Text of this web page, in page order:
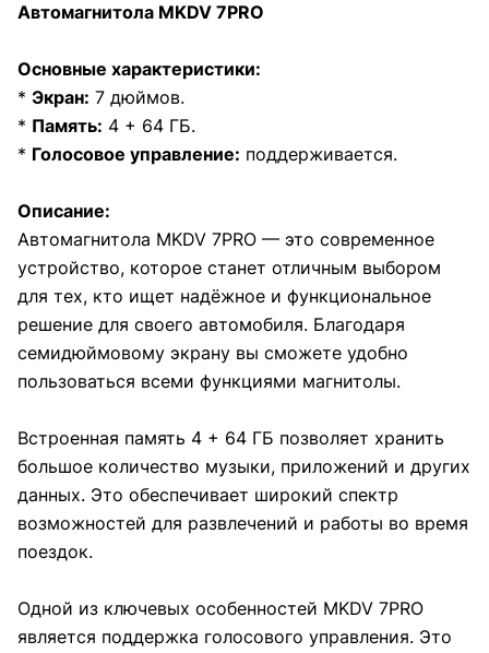
Автомагнитола MKDV 7PRO
Основные характеристики:
* Экран: 7 дюймов.
* Память: 4 + 64 ГБ.
* Голосовое управление: поддерживается.
Описание:
Автомагнитола MKDV 7PRO — это современное
устройство, которое станет отличным выбором
для тех, кто ищет надёжное и функциональное
решение для своего автомобиля. Благодаря
семидюймовому экрану вы сможете удобно
пользоваться всеми функциями магнитолы.
Встроенная память 4 + 64 ГБ позволяет хранить
большое количество музыки, приложений и других
данных. Это обеспечивает широкий спектр
возможностей для развлечений и работы во время
поездок.
Одной из ключевых особенностей MKDV 7PRO
является поддержка голосового управления. Это